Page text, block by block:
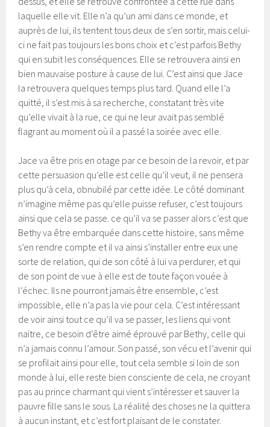
laquelle elle vit. Elle n’a qu’un ami dans ce monde, et
auprès de lui, ils tentent tous deux de s’en sortir, mais celui-
ci ne fait pas toujours les bons choix et c’est parfois Bethy
qui en subit les conséquences. Elle se retrouvera ainsi en
bien mauvaise posture à cause de lui. C’est ainsi que Jace
la retrouvera quelques temps plus tard. Quand elle l’a
quitté, il s’est mis à sa recherche, constatant très vite
qu’elle vivait à la rue, ce qui ne leur avait pas semblé
flagrant au moment où il a passé la soirée avec elle.
Jace va être pris en otage par ce besoin de la revoir, et par
cette persuasion qu’elle est celle qu’il veut, il ne pensera
plus qu’à cela, obnubilé par cette idée. Le côté dominant
n’imagine même pas qu’elle puisse refuser, c’est toujours
ainsi que cela se passe. ce qu’il va se passer alors c’est que
Bethy va être embarquée dans cette histoire, sans même
s’en rendre compte et il va ainsi s’installer entre eux une
sorte de relation, qui de son côté à lui va perdurer, et qui
de son point de vue à elle est de toute façon vouée à
l’échec. Ils ne pourront jamais être ensemble, c’est
impossible, elle n’a pas la vie pour cela. C’est intéressant
de voir ainsi tout ce qu’il va se passer, les liens qui vont
naitre, ce besoin d’être aimé éprouvé par Bethy, celle qui
n’a jamais connu l’amour. Son passé, son vécu et l’avenir qui
se profilait ainsi pour elle, tout cela semble si loin de son
monde à lui, elle reste bien consciente de cela, ne croyant
pas au prince charmant qui vient s’intéresser et sauver la
pauvre fille sans le sous. La réalité des choses ne la quittera
à aucun instant, et c’est fort plaisant de le constater.